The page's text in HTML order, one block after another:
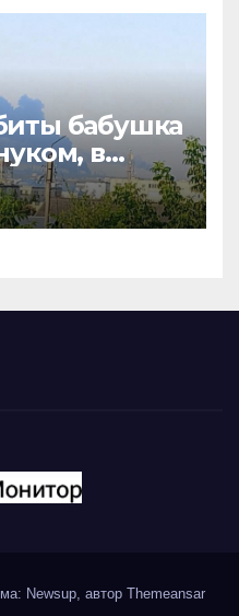
бабушка
в
Кубани
Newsup, автор Themeansar